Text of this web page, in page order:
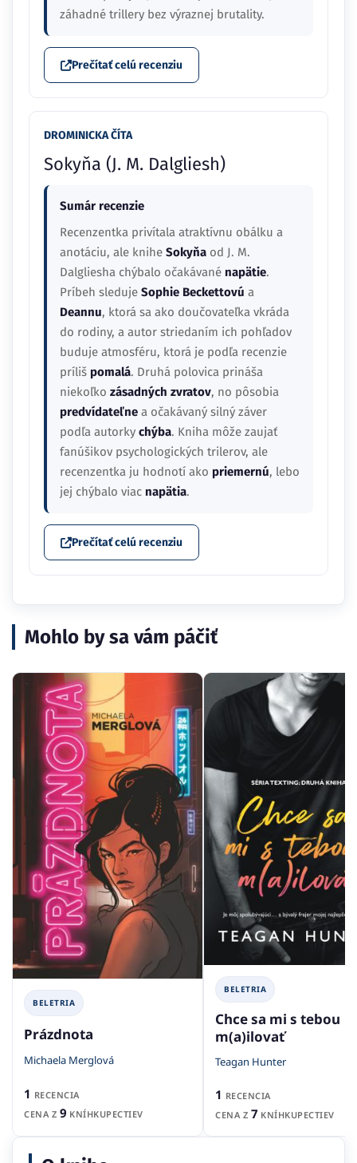
záhadné trillery bez výraznej brutality.
Prečítať celú recenziu
DROMINICKA ČÍTA
Sokyňa (J. M. Dalgliesh)
Sumár recenzie
Recenzentka privítala atraktívnu obálku a
anotáciu, ale knihe Sokyňa od J. M.
Dalgliesha chýbalo očakávané napätie.
Príbeh sleduje Sophie Beckettovú a
Deannu, ktorá sa ako doučovateľka vkráda
do rodiny, a autor striedaním ich pohľadov
buduje atmosféru, ktorá je podľa recenzie
príliš pomalá. Druhá polovica prináša
niekoľko zásadných zvratov, no pôsobia
predvídateľne a očakávaný silný záver
podľa autorky chýba. Kniha môže zaujať
fanúšikov psychologických trilerov, ale
recenzentka ju hodnotí ako priemernú, lebo
jej chýbalo viac napätia.
Prečítať celú recenziu
Mohlo by sa vám páčiť
BELETRIA
Prázdnota
Michaela Merglová
1 RECENCIA
CENA Z 9 KNÍHKUPECTIEV
BELETRIA
Chce sa mi s tebou
m(a)ilovať
Teagan Hunter
1 RECENCIA
CENA Z 7 KNÍHKUPECTIEV